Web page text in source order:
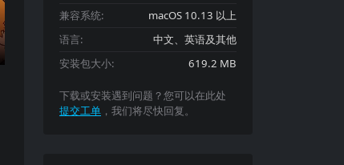
素和极具挑战性的玩法，为玩家带来了一场充满惊
兼容系统:
macOS 10.13 以上
语言:
中文、英语及其他
安装包大小:
619.2 MB
下载或安装遇到问题？您可以在此处
提交工单 ，我们将尽快回复。